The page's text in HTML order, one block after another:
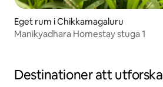
Eget rum i Chikkamagaluru
Manikyadhara Homestay stuga 1
Destinationer att utforska